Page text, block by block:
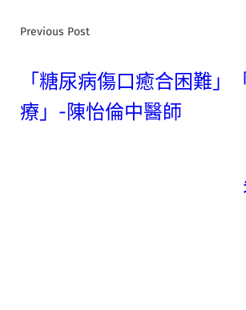
Previous Post
「糖尿病傷口癒合困難」
療」-陳怡倫中醫師